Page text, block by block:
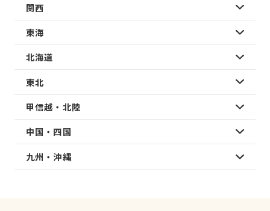
関西
東海
北海道
東北
甲信越・北陸
中国・四国
九州・沖縄